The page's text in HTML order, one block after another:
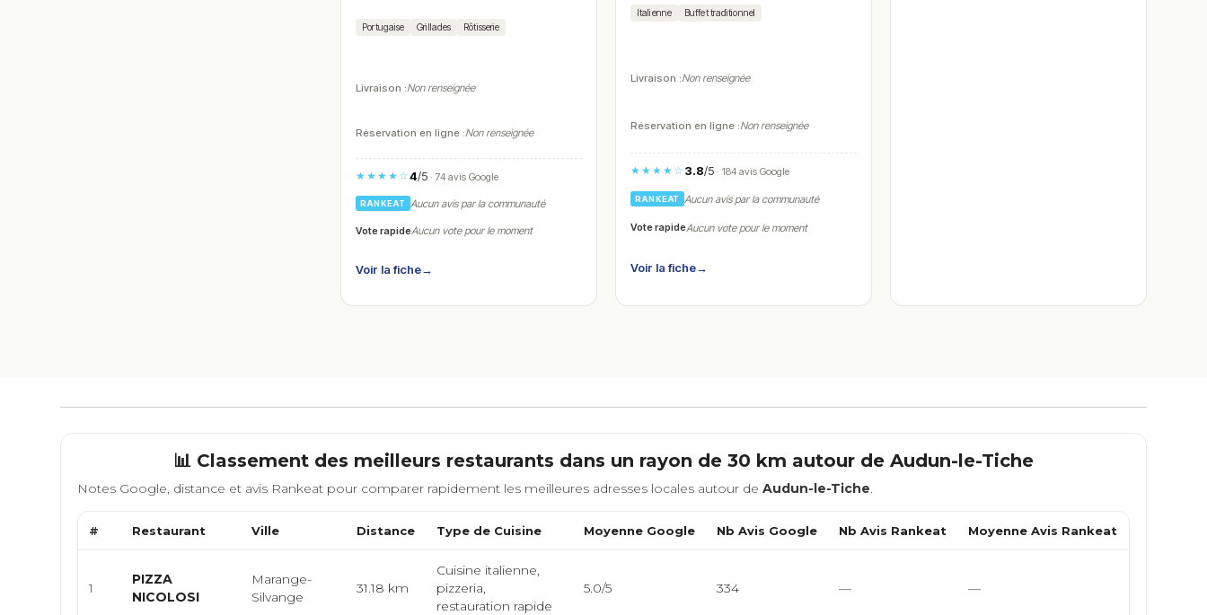
Portugaise Grillades Rôtisserie
Livraison :Non renseignée
Réservation en ligne :Non renseignée
★★★★☆4/5· 74 avis Google
RANKEAT Aucun avis par la communauté
Vote rapideAucun vote pour le moment
Voir la fiche→
Italienne Buffet traditionnel
Livraison :Non renseignée
Réservation en ligne :Non renseignée
★★★★☆ 3.8/5· 184 avis Google
RANKEAT Aucun avis par la communauté
Vote rapideAucun vote pour le moment
Voir la fiche→
📊 Classement des meilleurs restaurants dans un rayon de 30 km autour de Audun-le-Tiche
Notes Google, distance et avis Rankeat pour comparer rapidement les meilleures adresses locales autour deAudun-le-Tiche.
# Restaurant Ville Distance Type de Cuisine Moyenne Google Nb Avis Google Nb Avis Rankeat Moyenne Avis Rankeat
1
PIZZA
NICOLOSI
Marange-
Silvange
31.18 km
Cuisine italienne,
pizzeria,
restauration rapide
5.0/5 334 — —